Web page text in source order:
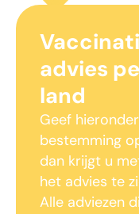
advies
land
Geef
bestemming
dan krijgt u
het advies te
Alle adviezen